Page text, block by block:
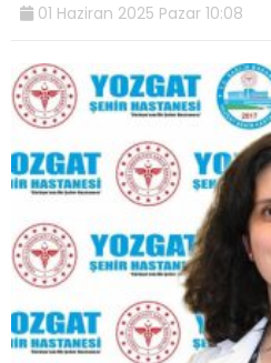
01 Haziran 2025 Pazar 10:08